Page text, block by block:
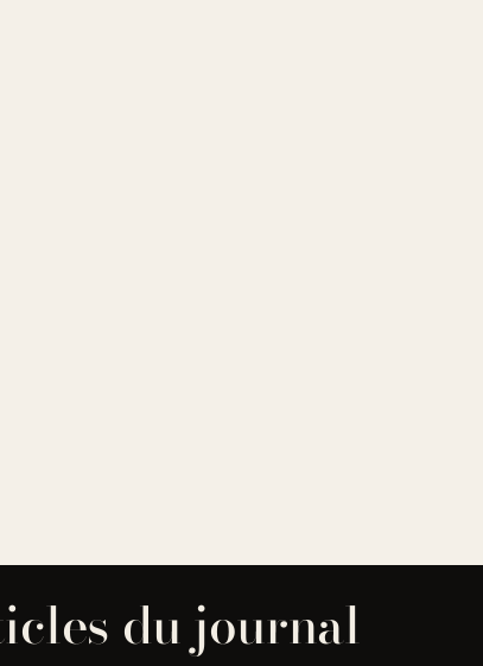
du journal